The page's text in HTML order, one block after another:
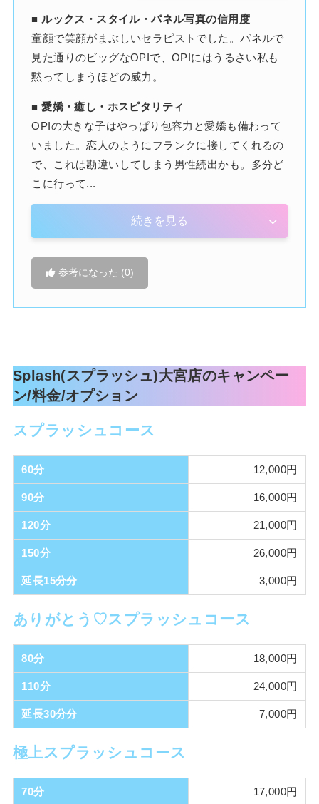
桃木 ももせ
東条 まどか
(19歳 / F)
白田 もも
(24歳 / F)
■ ルックス・スタイル・パネル写真の信用度
童顔で笑顔がまぶしいセラピストでした。パネルで
見た通りのビッグなOPIで、OPIにはうるさい私も
黙ってしまうほどの威力。
■ 愛嬌・癒し・ホスピタリティ
OPIの大きな子はやっぱり包容力と愛嬌も備わって
いました。恋人のようにフランクに接してくれるの
で、これは勘違いしてしまう男性続出かも。多分ど
こに行って...
続きを見る
参考になった (0)
Splash(スプラッシュ)大宮店のキャンペー
ン/料金/オプション
スプラッシュコース
60分 12,000円
90分 16,000円
120分 21,000円
150分 26,000円
延長15分分 3,000円
ありがとう♡スプラッシュコース
80分 18,000円
110分 24,000円
延長30分分 7,000円
極上スプラッシュコース
70分 17,000円